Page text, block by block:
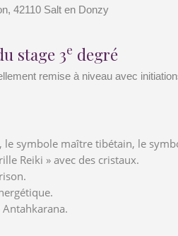
42110 Salt en Donzy
stage 3e degré
remise à niveau avec
le symbole maître tibétain, le
Reiki » avec des cristaux.